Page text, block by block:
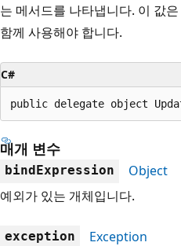
는 메서드를 나타냅니다. 이 값
함께 사용해야 합니다.
C#
public delegate object
매개 변수
bindExpression
Object
예외가 있는 개체입니다.
exception
Exception